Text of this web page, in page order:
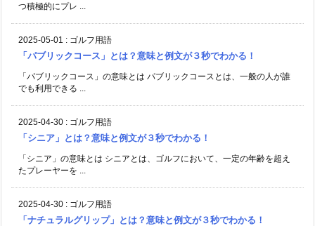
つ積極的にプレ ...
2025-05-01 : ゴルフ用語
「パブリックコース」とは？意味と例文が３秒でわかる！
「パブリックコース」の意味とは パブリックコースとは、一般の人が誰
でも利用できる ...
2025-04-30 : ゴルフ用語
「シニア」とは？意味と例文が３秒でわかる！
「シニア」の意味とは シニアとは、ゴルフにおいて、一定の年齢を超え
たプレーヤーを ...
2025-04-30 : ゴルフ用語
「ナチュラルグリップ」とは？意味と例文が３秒でわかる！